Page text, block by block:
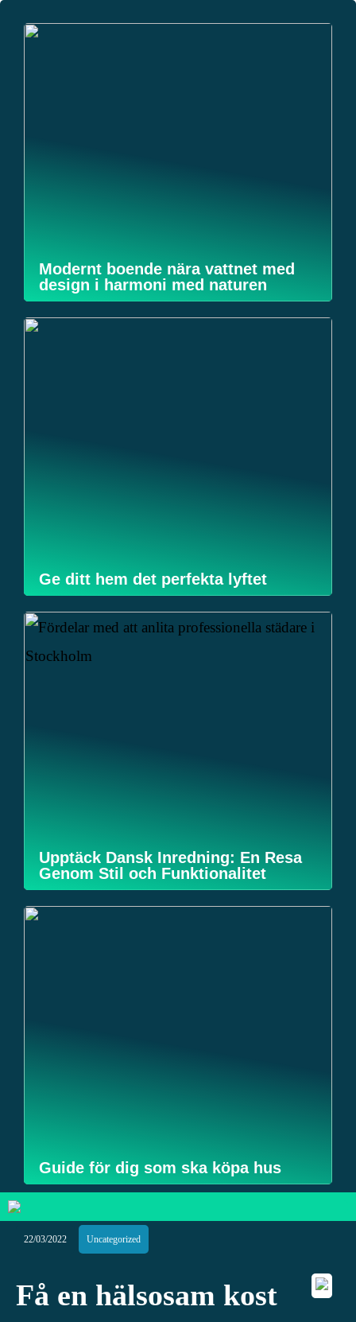
Modernt boende nära vattnet med
design i harmoni med naturen
Ge ditt hem det perfekta lyftet
Upptäck Dansk Inredning: En Resa
Genom Stil och Funktionalitet
Guide för dig som ska köpa hus
22/03/2022 Uncategorized
Få en hälsosam kost